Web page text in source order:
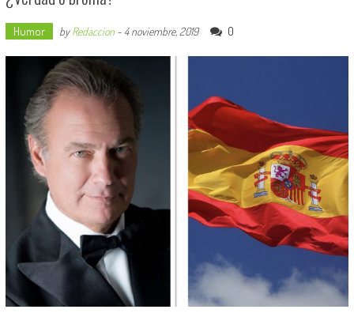
Humor byRedaccion- 4 noviembre, 2019 0